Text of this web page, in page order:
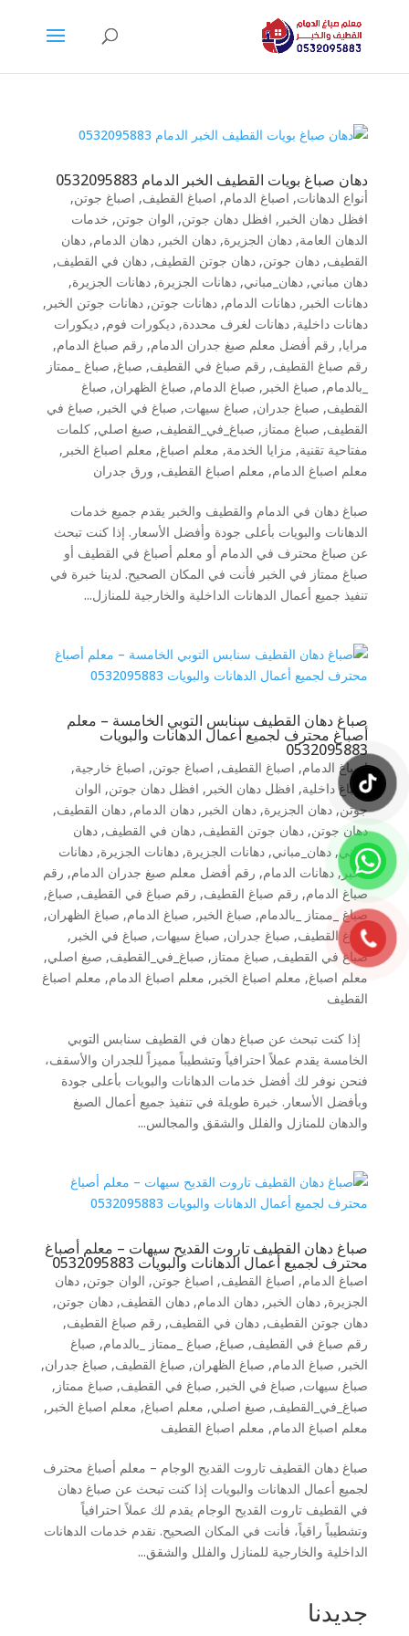
دهان صباغ بويات القطيف الخبر الدمام 0532095883
أنواع الدهانات, اصباغ الدمام, اصباغ القطيف, اصباغ جوتن,
افظل دهان الخبر , افظل دهان جوتن, الوان جوتن, خدمات
الدهان العامة, دهان الجزيرة, دهان الخبر , دهان الدمام, دهان
القطيف, دهان جوتن, دهان جوتن القطيف, دهان في القطيف,
دهان مباني, دهان_مباني, دهانات الجزيرة, دهانات الجزيرة,
دهانات الخبر , دهانات الدمام, دهانات جوتن, دهانات جوتن الخبر ,
دهانات داخلية, دهانات لغرف محددة, ديكورات فوم, ديكورات
مرايا, رقم أفضل معلم صبغ جدران الدمام, رقم صباغ الدمام,
رقم صباغ القطيف, رقم صباغ في القطيف, صباغ, صباغ _ممتاز
_بالدمام, صباغ الخبر , صباغ الدمام, صباغ الظهران, صباغ
القطيف, صباغ جدران, صباغ سيهات, صباغ في الخبر , صباغ في
القطيف, صباغ ممتاز , صباغ_في_القطيف, صبغ اصلي, كلمات
مفتاحية تقنية, مزايا الخدمة, معلم اصباغ, معلم اصباغ الخبر ,
معلم اصباغ الدمام, معلم اصباغ القطيف, ورق جدران
صباغ دهان في الدمام والقطيف والخبر يقدم جميع خدمات
الدهانات والبويات بأعلى جودة وأفضل الأسعار. إذا كنت تبحث
عن صباغ محترف في الدمام أو معلم أصباغ في القطيف أو
صباغ ممتاز في الخبر فأنت في المكان الصحيح. لدينا خبرة في
تنفيذ جميع أعمال الدهانات الداخلية والخارجية للمنازل...
صباغ دهان القطيف سنابس التوبي الخامسة – معلم
أصباغ محترف لجميع أعمال الدهانات والبويات
0532095883
اصباغ الدمام, اصباغ القطيف, اصباغ جوتن, اصباغ خارجية,
اصباغ داخلية, افظل دهان الخبر , افظل دهان جوتن, الوان
جوتن, دهان الجزيرة, دهان الخبر , دهان الدمام, دهان القطيف,
دهان جوتن, دهان جوتن القطيف, دهان في القطيف, دهان
مباني, دهان_مباني, دهانات الجزيرة, دهانات الجزيرة, دهانات
الخبر, دهانات الدمام, رقم أفضل معلم صبغ جدران الدمام, رقم
صباغ الدمام, رقم صباغ القطيف, رقم صباغ في القطيف, صباغ,
صباغ _ممتاز _بالدمام, صباغ الخبر , صباغ الدمام, صباغ الظهران,
صباغ القطيف, صباغ جدران, صباغ سيهات, صباغ في الخبر ,
صباغ في القطيف, صباغ ممتاز , صباغ_في_القطيف, صبغ اصلي,
معلم اصباغ, معلم اصباغ الخبر , معلم اصباغ الدمام, معلم اصباغ
القطيف
إذا كنت تبحث عن صباغ دهان في القطيف سنابس التوبي
الخامسة يقدم عملاً احترافياً وتشطيباً مميزاً للجدران والأسقف،
فنحن نوفر لك أفضل خدمات الدهانات والبويات بأعلى جودة
وبأفضل الأسعار. خبرة طويلة في تنفيذ جميع أعمال الصبغ
والدهان للمنازل والفلل والشقق والمجالس...
صباغ دهان القطيف تاروت القديح سيهات – معلم أصباغ
محترف لجميع أعمال الدهانات والبويات 0532095883
اصباغ الدمام, اصباغ القطيف, اصباغ جوتن, الوان جوتن, دهان
الجزيرة, دهان الخبر , دهان الدمام, دهان القطيف, دهان جوتن,
دهان جوتن القطيف, دهان في القطيف, رقم صباغ القطيف,
رقم صباغ في القطيف, صباغ, صباغ _ممتاز _بالدمام, صباغ
الخبر , صباغ الدمام, صباغ الظهران, صباغ القطيف, صباغ جدران,
صباغ سيهات, صباغ في الخبر , صباغ في القطيف, صباغ ممتاز ,
صباغ_في_القطيف, صبغ اصلي, معلم اصباغ, معلم اصباغ الخبر ,
معلم اصباغ الدمام, معلم اصباغ القطيف
صباغ دهان القطيف تاروت القديح الوجام – معلم أصباغ محترف
لجميع أعمال الدهانات والبويات إذا كنت تبحث عن صباغ دهان
في القطيف تاروت القديح الوجام يقدم لك عملاً احترافياً
وتشطيباً راقياً، فأنت في المكان الصحيح. نقدم خدمات الدهانات
الداخلية والخارجية للمنازل والفلل والشقق...
جديدنا